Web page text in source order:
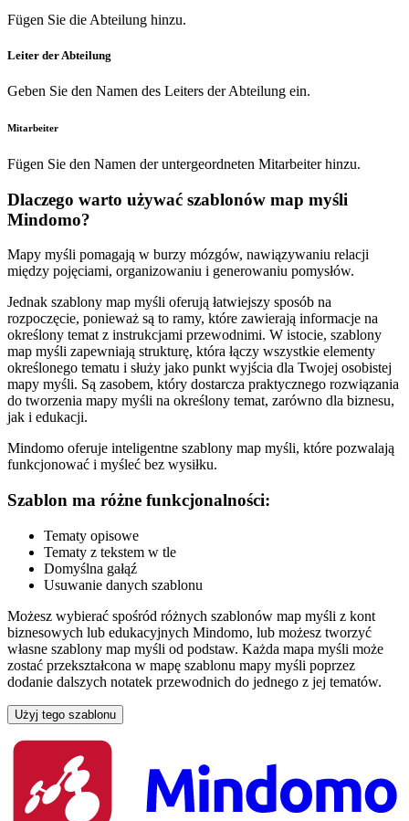
Fügen Sie die Abteilung hinzu.
Leiter der Abteilung
Geben Sie den Namen des Leiters der Abteilung ein.
Mitarbeiter
Fügen Sie den Namen der untergeordneten Mitarbeiter hinzu.
Dlaczego warto używać szablonów map myśli
Mindomo?
Mapy myśli pomagają w burzy mózgów, nawiązywaniu relacji
między pojęciami, organizowaniu i generowaniu pomysłów.
Jednak szablony map myśli oferują łatwiejszy sposób na
rozpoczęcie, ponieważ są to ramy, które zawierają informacje na
określony temat z instrukcjami przewodnimi. W istocie, szablony
map myśli zapewniają strukturę, która łączy wszystkie elementy
określonego tematu i służy jako punkt wyjścia dla Twojej osobistej
mapy myśli. Są zasobem, który dostarcza praktycznego rozwiązania
do tworzenia mapy myśli na określony temat, zarówno dla biznesu,
jak i edukacji.
Mindomo oferuje inteligentne szablony map myśli, które pozwalają
funkcjonować i myśleć bez wysiłku.
Szablon ma różne funkcjonalności:
Tematy opisowe
Tematy z tekstem w tle
Domyślna gałąź
Usuwanie danych szablonu
Możesz wybierać spośród różnych szablonów map myśli z kont
biznesowych lub edukacyjnych Mindomo, lub możesz tworzyć
własne szablony map myśli od podstaw. Każda mapa myśli może
zostać przekształcona w mapę szablonu mapy myśli poprzez
dodanie dalszych notatek przewodnich do jednego z jej tematów.
Użyj tego szablonu